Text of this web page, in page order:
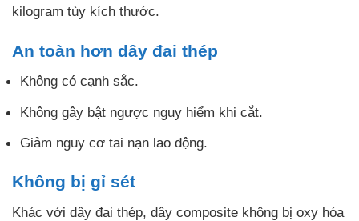
kilogram tùy kích thước.
An toàn hơn dây đai thép
Không có cạnh sắc.
Không gây bật ngược nguy hiểm khi cắt.
Giảm nguy cơ tai nạn lao động.
Không bị gỉ sét
Khác với dây đai thép, dây composite không bị oxy hóa